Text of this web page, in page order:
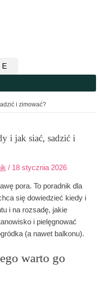
i zimować?
i jak siać, sadzić i
/ 18 stycznia 2026
pora. To poradnik dla
się dowiedzieć kiedy i
i na rozsadę, jakie
i pielęgnować
(a nawet balkonu).
warto go